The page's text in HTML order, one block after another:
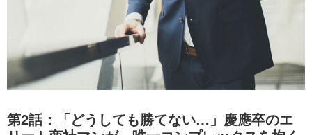
第2話：「どうしても勝てない…」慶應卒のエ